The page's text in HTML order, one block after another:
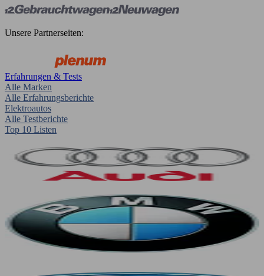
Unsere Partnerseiten:
Erfahrungen & Tests
Alle Marken
Alle Erfahrungsberichte
Elektroautos
Alle Testberichte
Top 10 Listen